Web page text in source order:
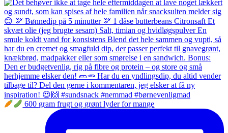
600 gram frugt og grønt lyder for mange